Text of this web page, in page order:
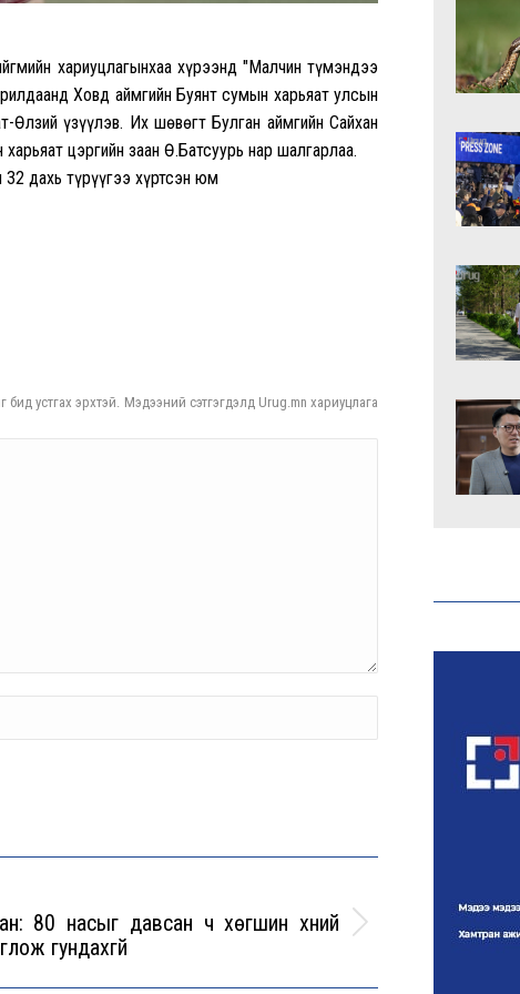
xариуцлагынxаа xүрээнд "Малчин түмэндээ
Xовд аймгийн Буянт сумын xарьяат улсын
Өлзий үзүүлэв. Иx шөвөгт Булган аймгийн Сайxан
цэргийн заан Ө.Батсуурь нар шалгарлаа.
32 даxь түрүүгээ xүртсэн юм
бид устгах эрхтэй. Мэдээний сэтгэгдэлд Urug.mn хариуцлага
80 насыг давсан ч хөгшин хүний
гундахгүй